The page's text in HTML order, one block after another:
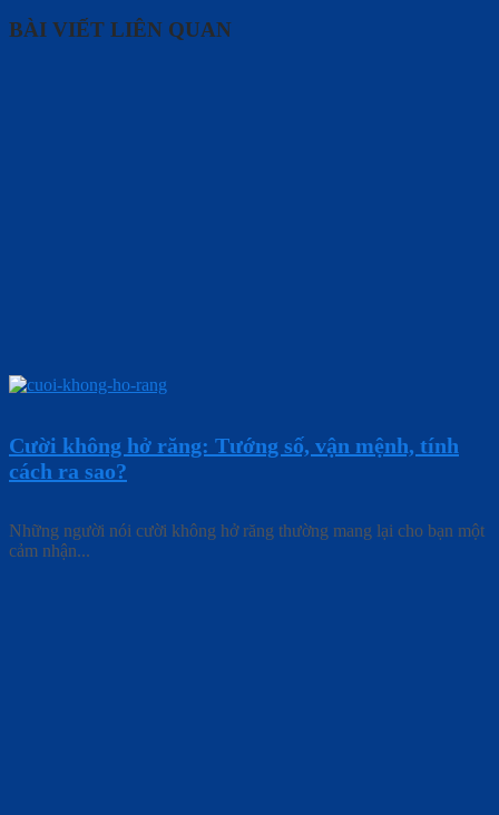
BÀI VIẾT LIÊN QUAN
Cười không hở răng: Tướng số, vận mệnh, tính
cách ra sao?
Những người nói cười không hở răng thường mang lại cho bạn một
cảm nhận...